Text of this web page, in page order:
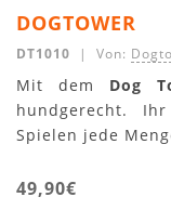
DOGTOWER
DT1010 | Von:
Mit dem Dog
hundgerecht.
Spielen jede
49,90€